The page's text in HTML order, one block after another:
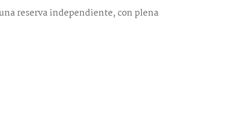
reserva independiente, con plena